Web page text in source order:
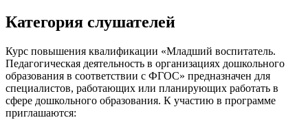
Категория слушателей
Курс повышения квалификации «Младший воспитатель.
Педагогическая деятельность в организациях дошкольного
образования в соответствии с ФГОС» предназначен для
специалистов, работающих или планирующих работать в
сфере дошкольного образования. К участию в программе
приглашаются: